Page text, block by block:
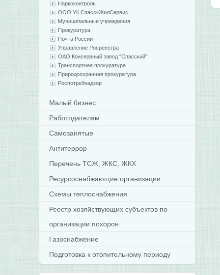
Наркоконтроль
ООО УК СпасскЖилСервис
Муниципальные учреждения
Прокуратура
Почта России
Управление Росреестра
ОАО Консервный завод "Спасский"
Транспортная прокуратура
Природоохранная прокуратура
Роспотребнадзор
Малый бизнес
Работодателям
Самозанятые
Антитеррор
Перечень ТСЖ, ЖКС, ЖКХ
Ресурсоснабжающие организации
Схемы теплоснабжения
Реестр хозяйствующих субъектов по
организации похорон
Газоснабжение
Подготовка к отопительному периоду